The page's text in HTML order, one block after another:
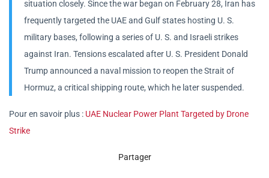
situation closely. Since the war began on February 28, Iran has
frequently targeted the UAE and Gulf states hosting U. S.
military bases, following a series of U. S. and Israeli strikes
against Iran. Tensions escalated after U. S. President Donald
Trump announced a naval mission to reopen the Strait of
Hormuz, a critical shipping route, which he later suspended.
Pour en savoir plus : UAE Nuclear Power Plant Targeted by Drone
Strike
Partager